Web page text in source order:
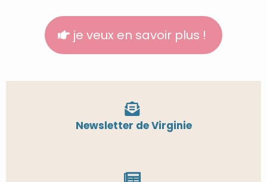
je veux en savoir plus !
Newsletter de Virginie